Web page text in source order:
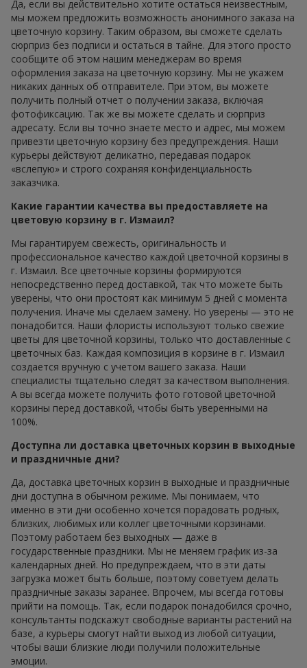
Да, если вы действительно хотите остаться неизвестным,
мы можем предложить возможность анонимного заказа на
цветочную корзину. Таким образом, вы сможете сделать
сюрприз без подписи и остаться в тайне. Для этого просто
сообщите об этом нашим менеджерам во время
оформления заказа на цветочную корзину. Мы не укажем
никаких данных об отправителе. При этом, вы можете
получить полный отчет о получении заказа, включая
фотофиксацию. Так же вы можете сделать и сюрприз
адресату. Если вы точно знаете место и адрес, мы можем
привезти цветочную корзину без предупреждения. Наши
курьеры действуют деликатно, передавая подарок
«вслепую» и строго сохраняя конфиденциальность
заказчика.
Какие гарантии качества вы предоставляете на
цветовую корзину в г. Измаил?
Мы гарантируем свежесть, оригинальность и
профессиональное качество каждой цветочной корзины в
г. Измаил. Все цветочные корзины формируются
непосредственно перед доставкой, так что можете быть
уверены, что они простоят как минимум 5 дней с момента
получения. Иначе мы сделаем замену. Но уверены — это не
понадобится. Наши флористы используют только свежие
цветы для цветочной корзины, только что доставленные с
цветочных баз. Каждая композиция в корзине в г. Измаил
создается вручную с учетом вашего заказа. Наши
специалисты тщательно следят за качеством выполнения.
А вы всегда можете получить фото готовой цветочной
корзины перед доставкой, чтобы быть уверенными на
100%.
Доступна ли доставка цветочных корзин в выходные
и праздничные дни?
Да, доставка цветочных корзин в выходные и праздничные
дни доступна в обычном режиме. Мы понимаем, что
именно в эти дни особенно хочется порадовать родных,
близких, любимых или коллег цветочными корзинами.
Поэтому работаем без выходных — даже в
государственные праздники. Мы не меняем график из-за
календарных дней. Но предупреждаем, что в эти даты
загрузка может быть больше, поэтому советуем делать
праздничные заказы заранее. Впрочем, мы всегда готовы
прийти на помощь. Так, если подарок понадобился срочно,
консультанты подскажут свободные варианты растений на
базе, а курьеры смогут найти выход из любой ситуации,
чтобы ваши близкие люди получили положительные
эмоции.